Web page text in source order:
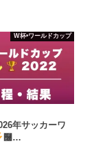
W杯•ワールドカップ
年サッカーワ
࿠…